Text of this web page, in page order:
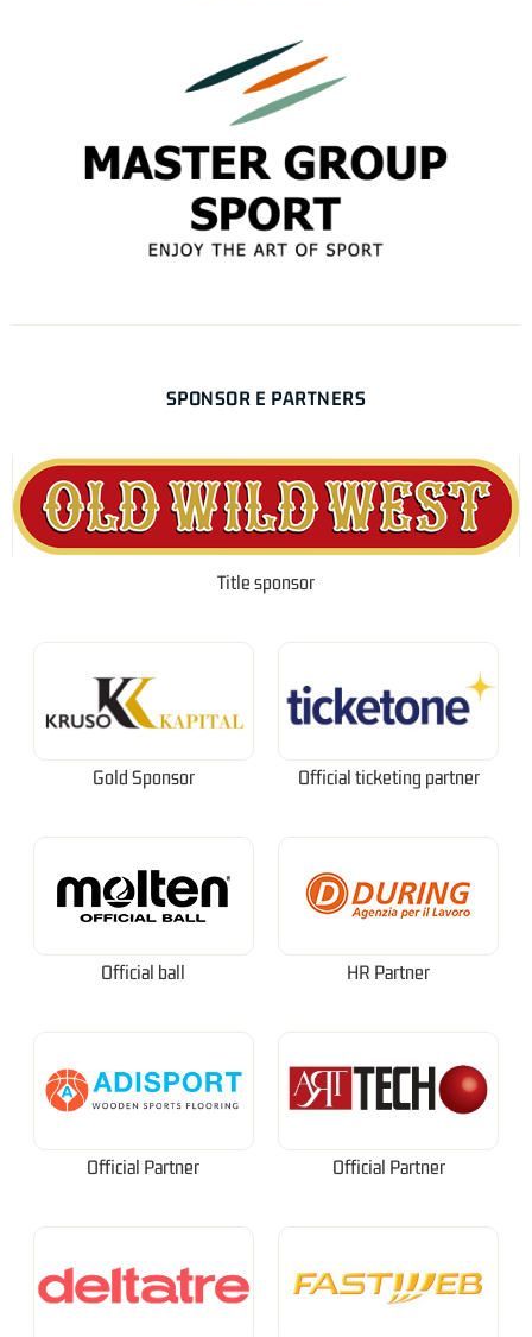
SPONSOR E PARTNERS
Title sponsor
Gold Sponsor Official ticketing partner
Official ball HR Partner
Official Partner Official Partner